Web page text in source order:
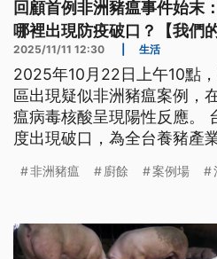
回顧首例非洲豬瘟事件始末
哪裡出現防疫破口？【我們的
2025/11/11 12:30 生活
2025年10月22日上午10點
區出現疑似非洲豬瘟案例，
瘟病毒核酸呈現陽性反應。
度出現破口，為全台養豬產
非洲豬瘟 廚餘 案例場